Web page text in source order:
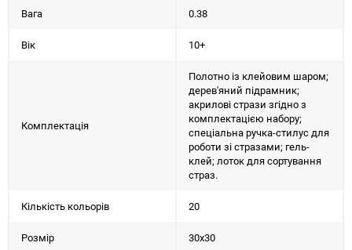
Вага 0.38
Вік 10+
Комплектація
Полотно із клейовим шаром;
дерев'яний підрамник;
акрилові стрази згідно з
комплектацією набору;
спеціальна ручка-стилус для
роботи зі стразами; гель-
клей; лоток для сортування
страз.
Кількість кольорів 20
Розмір 30х30